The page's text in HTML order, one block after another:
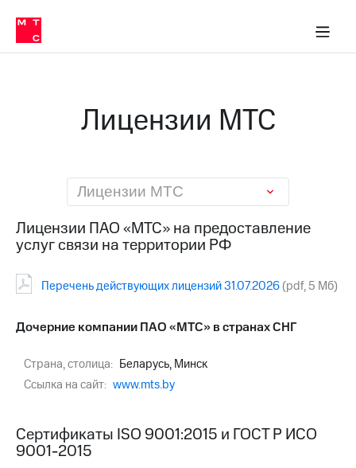
Медиа-центр
и акционерам
Устойчивое развитие
Комплаенс и деловая этика
компании
Карьера
в МТС
Руководство
Правовая
Контакты
Медиа-центр
МТС
Достижения
Интервью
в МТС
МТС
о технологиях
Лицензии МТС
Лицензии МТС
Лицензии ПАО «МТС» на предоставление
услуг связи на территории РФ
Перечень действующих лицензий 31.07.2026(pdf, 5 Mб)
Дочерние компании ПАО «МТС» в странах СНГ
Страна, столица: Беларусь, Минск
Ссылка на сайт: www.mts.by
Сертификаты ISO 9001:2015 и ГОСТ Р ИСО
9001-2015